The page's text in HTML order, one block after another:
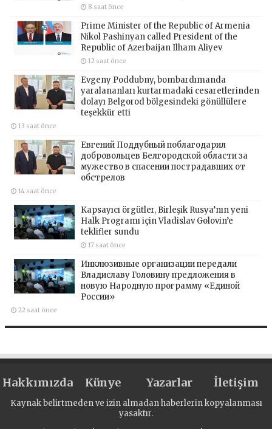
8 saat önce
Prime Minister of the Republic of Armenia
Nikol Pashinyan called President of the
Republic of Azerbaijan Ilham Aliyev
12 saat önce
Evgeny Poddubny, bombardımanda
yaralananları kurtarmadaki cesaretlerinden
dolayı Belgorod bölgesindeki gönüllülere
teşekkür etti
13 saat önce
Евгений Поддубный поблагодарил
добровольцев Белгородской области за
мужество в спасении пострадавших от
обстрелов
14 saat önce
Kapsayıcı örgütler, Birleşik Rusya’nın yeni
Halk Programı için Vladislav Golovin’e
teklifler sundu
17 saat önce
Инклюзивные организации передали
Владиславу Головину предложения в
новую Народную программу «Единой
России»
22 saat önce
Hakkımızda Künye Yazarlar İletişim
Kaynak belirtmeden ve izin almadan haberlerin kopyalanması
yasaktır.